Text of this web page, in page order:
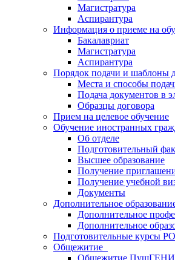
Магистратура
Аспирантура
Информация о приеме на
Бакалавриат
Магистратура
Аспирантура
Порядок подачи и шаблоны
Места и способы
Подача документов в
Образцы договора
Прием на целевое обучение
Обучение иностранных
Об отделе
Подготовительный
Высшее образование
Получение
Получение учебной
Документы
Дополнительное
Дополнительное
Дополнительное
Подготовительные курсы
Общежитие
Общежитие